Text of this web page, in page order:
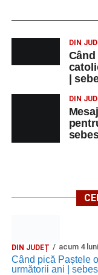
DIN
|
DIN
DIN JUDEȚ acum 4 luni
Când pică Paștele
următorii ani |